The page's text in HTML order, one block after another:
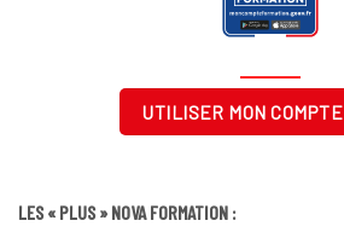
UTILISER MON
LES « PLUS » NOVA FORMATION :